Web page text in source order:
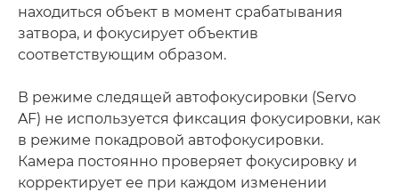
находиться объект в момент срабатывания
затвора, и фокусирует объектив
соответствующим образом.
В режиме следящей автофокусировки (Servo
AF) не используется фиксация фокусировки, как
в режиме покадровой автофокусировки.
Камера постоянно проверяет фокусировку и
корректирует ее при каждом изменении